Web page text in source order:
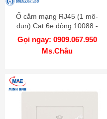
Ổ cắm mạng RJ45 (1 mô-
đun) Cat 6e dòng 10088 -
Hager WGT1RJ6
Gọi ngay: 0909.067.950
Ms.Châu